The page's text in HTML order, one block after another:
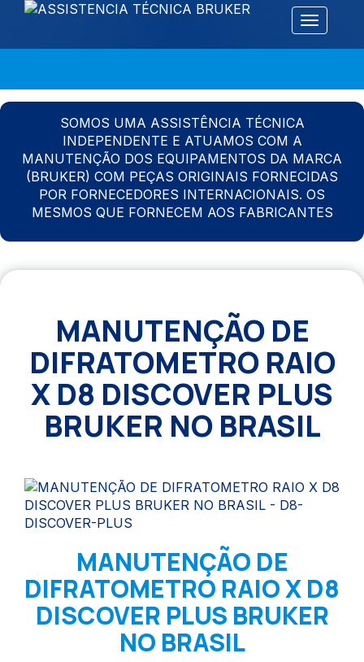
Alternar
SOMOS UMA ASSISTÊNCIA TÉCNICA
INDEPENDENTE E ATUAMOS COM A
MANUTENÇÃO DOS EQUIPAMENTOS DA MARCA
(BRUKER) COM PEÇAS ORIGINAIS FORNECIDAS
POR FORNECEDORES INTERNACIONAIS. OS
MESMOS QUE FORNECEM AOS FABRICANTES
MANUTENÇÃO DE
DIFRATOMETRO RAIO
X D8 DISCOVER PLUS
BRUKER NO BRASIL
MANUTENÇÃO DE
DIFRATOMETRO RAIO X D8
DISCOVER PLUS BRUKER
NO BRASIL